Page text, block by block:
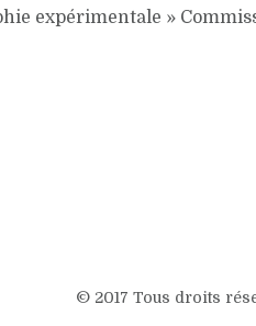
expérimentale »
© 2017 Tous droits